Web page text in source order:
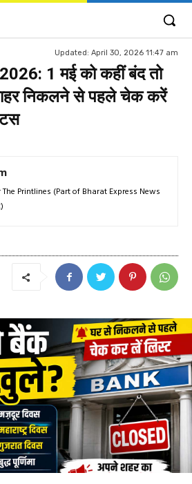
Updated: April 30, 2026 11:47 am
1 मई को कहीं बंद तो
निकलने से पहले चेक करें
The Printlines (Part of Bharat Express News